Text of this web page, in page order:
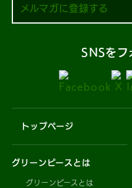
メルマガに登録する
SNSをフ
トップページ
グリーンピースとは
グリーンピースとは